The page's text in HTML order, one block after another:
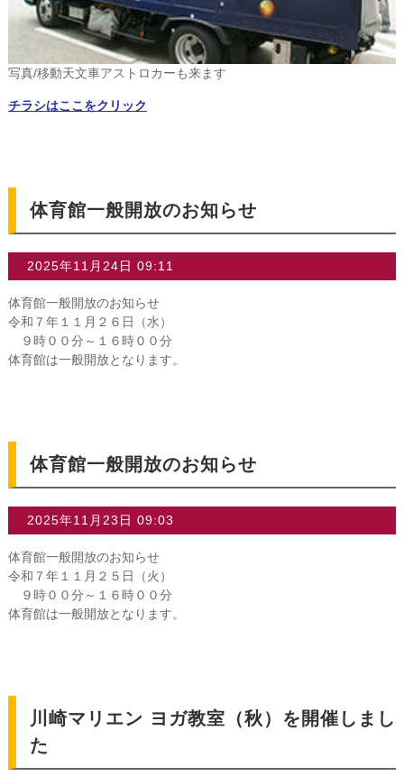
写真/移動天文車アストロカーも来ます
チラシはここをクリック
体育館一般開放のお知らせ
2025年11月24日 09:11
体育館一般開放のお知らせ
令和７年１１月２６日（水）
９時００分～１６時００分
体育館は一般開放となります。
体育館一般開放のお知らせ
2025年11月23日 09:03
体育館一般開放のお知らせ
令和７年１１月２５日（火）
９時００分～１６時００分
体育館は一般開放となります。
川崎マリエン ヨガ教室（秋）を開催しまし
た